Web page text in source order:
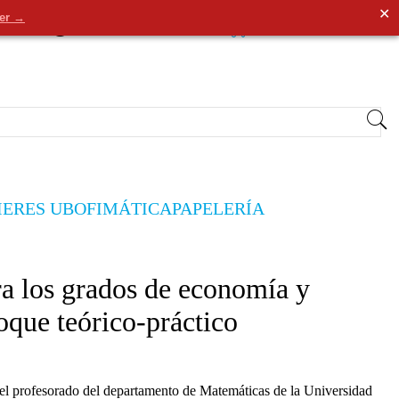
→ ✕
UBOFIMÁTICAPAPELERÍA
los grados de economía y
teórico-práctico
profesorado del departamento de Matemáticas de la Universidad